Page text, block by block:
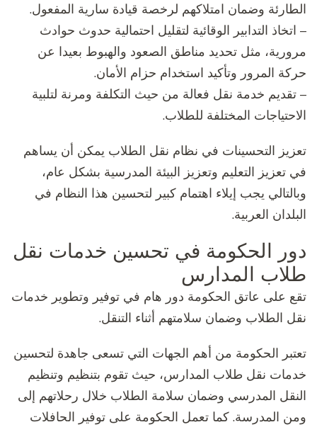
الطارئة وضمان امتلاكهم لرخصة قيادة سارية المفعول.
– اتخاذ التدابير الوقائية لتقليل احتمالية حدوث حوادث
مرورية، مثل تحديد مناطق الصعود والهبوط بعيدا عن
حركة المرور وتأكيد استخدام حزام الأمان.
– تقديم خدمة نقل فعالة من حيث التكلفة ومرنة لتلبية
الاحتياجات المختلفة للطلاب.
تعزيز التحسينات في نظام نقل الطلاب يمكن أن يساهم
في تعزيز التعليم وتعزيز البيئة المدرسية بشكل عام،
وبالتالي يجب إيلاء اهتمام كبير لتحسين هذا النظام في
البلدان العربية.
دور الحكومة في تحسين خدمات نقل
طلاب المدارس
تقع على عاتق الحكومة دور هام في توفير وتطوير خدمات
نقل الطلاب وضمان سلامتهم أثناء التنقل.
تعتبر الحكومة من أهم الجهات التي تسعى جاهدة لتحسين
خدمات نقل طلاب المدارس، حيث تقوم بتنظيم وتنظيم
النقل المدرسي وضمان سلامة الطلاب خلال رحلاتهم إلى
ومن المدرسة. كما تعمل الحكومة على توفير الحافلات